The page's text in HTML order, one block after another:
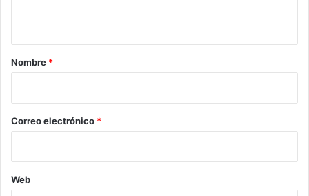
r
*
Nombre *
Correo electrónico *
Web